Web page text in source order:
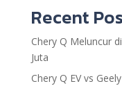
Recent
Chery Q Meluncur
Juta
Chery Q EV vs